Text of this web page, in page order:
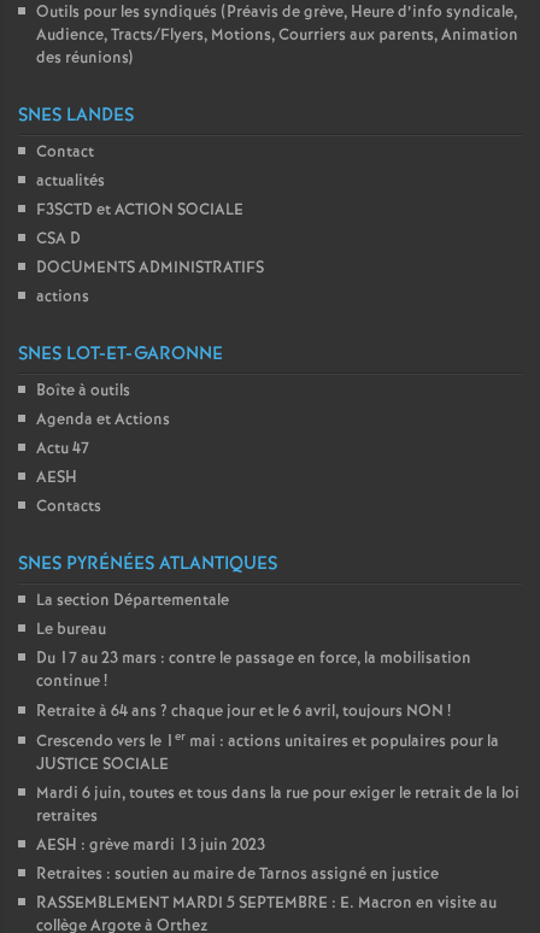
Outils pour les syndiqués (Préavis de grève, Heure d’info syndicale,
Audience, Tracts/Flyers, Motions, Courriers aux parents, Animation
des réunions)
SNES LANDES
Contact
actualités
F3SCTD et ACTION SOCIALE
CSA D
DOCUMENTS ADMINISTRATIFS
actions
SNES LOT-ET-GARONNE
Boîte à outils
Agenda et Actions
Actu 47
AESH
Contacts
SNES PYRÉNÉES ATLANTIQUES
La section Départementale
Le bureau
Du 17 au 23 mars : contre le passage en force, la mobilisation
continue!
Retraite à 64 ans ? chaque jour et le 6 avril, toujours NON !
Crescendo vers le 1 er mai : actions unitaires et populaires pour la
JUSTICE SOCIALE
Mardi 6 juin, toutes et tous dans la rue pour exiger le retrait de la loi
retraites
AESH : grève mardi 13 juin 2023
Retraites : soutien au maire de Tarnos assigné en justice
RASSEMBLEMENT MARDI 5 SEPTEMBRE : E. Macron en visite au
collège Argote à Orthez